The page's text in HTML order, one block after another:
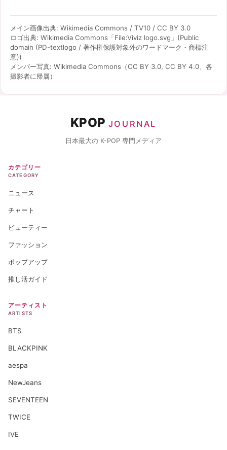
メイン画像出典: Wikimedia Commons / TV10 / CC BY 3.0
ロゴ出典: Wikimedia Commons「File:Viviz logo.svg」(Public
domain (PD-textlogo / 著作権保護対象外のワードマーク・商標注
意))
メンバー写真: Wikimedia Commons（CC BY 3.0, CC BY 4.0、各
撮影者に帰属）
KPOP JOURNAL
日本最大の K-POP 専門メディア
カテゴリー
CATEGORY
ニュース
チャート
ビューティー
ファッション
ポップアップ
推し活ガイド
アーティスト
ARTISTS
BTS
BLACKPINK
aespa
NewJeans
SEVENTEEN
TWICE
IVE